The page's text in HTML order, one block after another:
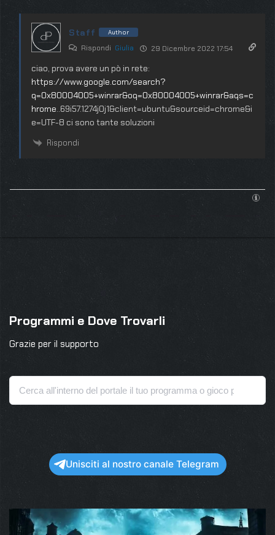
Staff Author
Rispondi Giulia 29 Dicembre 2022 17:54
ciao, prova avere un pò in rete:
https://www.google.com/search?
q=0x80004005+winrar&oq=0x80004005+winrar&aqs=c
hrome..69i57.1274j0j1&client=ubuntu&sourceid=chrome&i
e=UTF-8 ci sono tante soluzioni
Rispondi
Programmi e Dove Trovarli
Grazie per il supporto
Unisciti al nostro canale Telegram